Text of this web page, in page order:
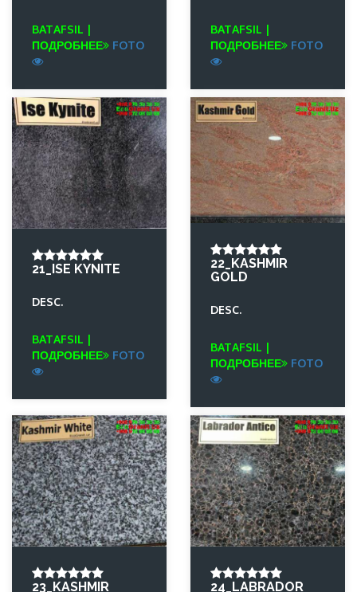
BATAFSIL |
ПОДРОБНЕЕ
FOTO
BATAFSIL |
ПОДРОБНЕЕ
FOTO
21_ISE KYNITE
DESC.
BATAFSIL |
ПОДРОБНЕЕ
FOTO
22_KASHMIR
GOLD
DESC.
BATAFSIL |
ПОДРОБНЕЕ
FOTO
23_KASHMIR 24_LABRADOR